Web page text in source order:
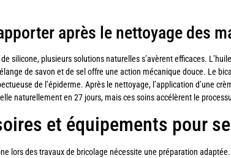
après le nettoyage des
silicone, plusieurs solutions naturelles s’avèrent efficaces.
de savon et de sel offre une action mécanique douce. Le
de l’épiderme. Après le nettoyage, l’application d’une
naturellement en 27 jours, mais ces soins accélèrent le
et équipements pour
lors des travaux de bricolage nécessite une préparation